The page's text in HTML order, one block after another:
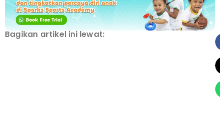
Bagikan artikel ini lewat: